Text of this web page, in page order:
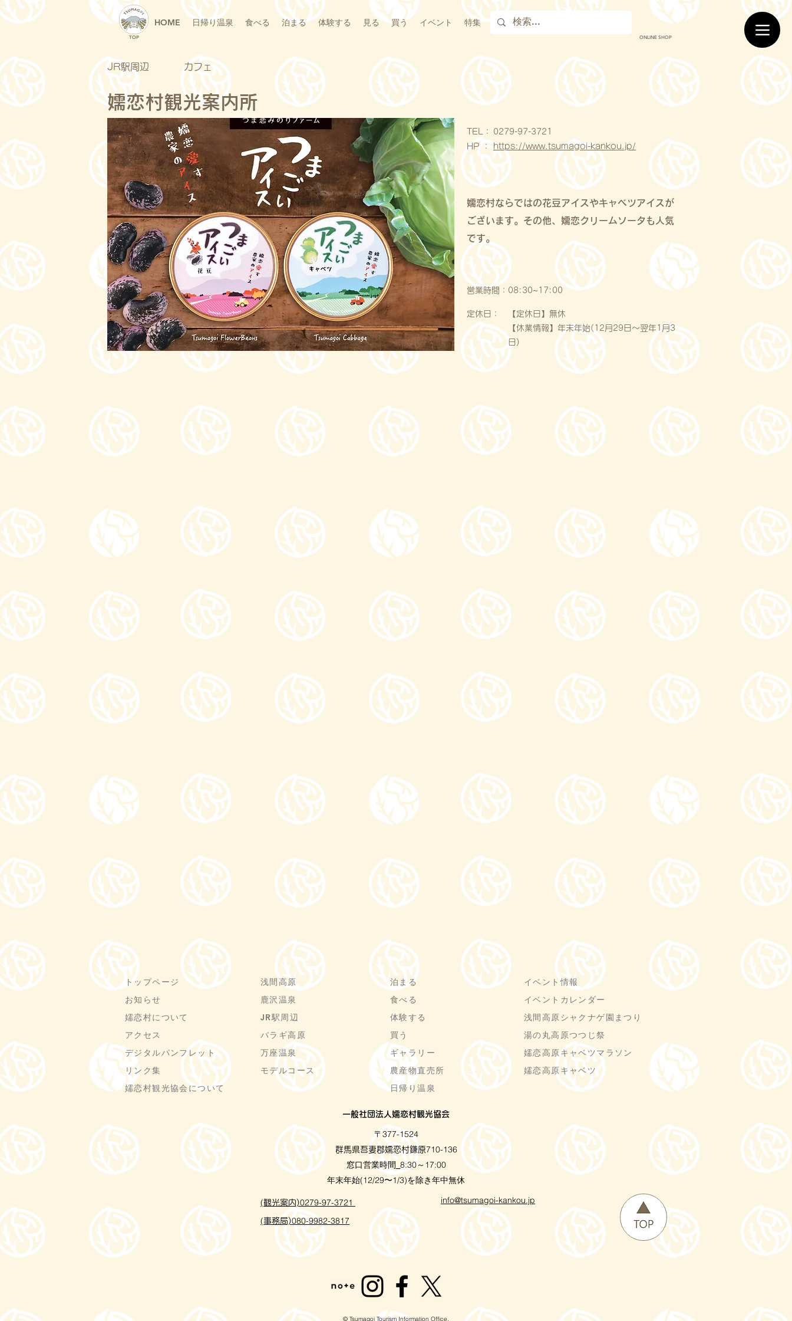
HOME 日帰り温泉 食べる 泊まる 体験する 見る 買う イベント 特集
TOP ONLINE SHOP
JR駅周辺 カフェ
嬬恋村観光案内所
​TEL：
HP ：
0279-97-3721
https://www.tsumagoi-kankou.jp/
嬬恋村ならではの花豆アイスやキャベツアイスが
ございます。その他、嬬恋クリームソータも人気
です。
営業時間： 08:30~17:00
定休日：
【定休日】無休
【休業情報】年末年始(12月29日〜翌年1月3
日)
トップページ
お知らせ
嬬恋村について
アクセス
デジタルパンフレット
リンク集
嬬恋村観光協会について
浅間高原
泊まる
鹿沢温泉
食べる
JR駅周辺
体験する
バラギ高原
買う
万座温泉
ギャラリー
モデルコース
農産物直売所
イベント情報
イベントカレンダー
浅間高原シャクナゲ園まつり
湯の丸高原つつじ祭
嬬恋高原キャベツマラソン
嬬恋高原キャベツ
日帰り温泉
一般社団法人嬬恋村観光協会
〒377-1524
群馬県吾妻郡嬬恋村鎌原710-136
窓口営業時間 8:30～17:00
年末年始(12/29〜1/3)を除き年中無休
(観光案内)0279-97-3721
(事務局)080-9982-3817
info@tsumagoi-kankou.jp
© Tsumagoi Tourism Information Office.